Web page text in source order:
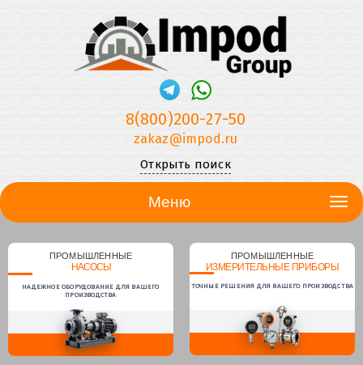
8(800)200-27-50
zakaz@impod.ru
Открыть поиск
Меню
ПРОМЫШЛЕННЫЕ
НАСОСЫ
НАДЕЖНОЕ ОБОРУДОВАНИЕ ДЛЯ ВАШЕГО
ПРОИЗВОДСТВА
ПРОМЫШЛЕННЫЕ
ИЗМЕРИТЕЛЬНЫЕ ПРИБОРЫ
ТОЧНЫЕ РЕШЕНИЯ ДЛЯ ВАШЕГО ПРОИЗВОДСТВА